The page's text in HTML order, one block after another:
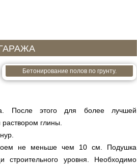
Бетонирование полов по грунту.
После этого для более лучшей
глины.
не меньше чем 10 см. Подушка
уровня. Необходимо